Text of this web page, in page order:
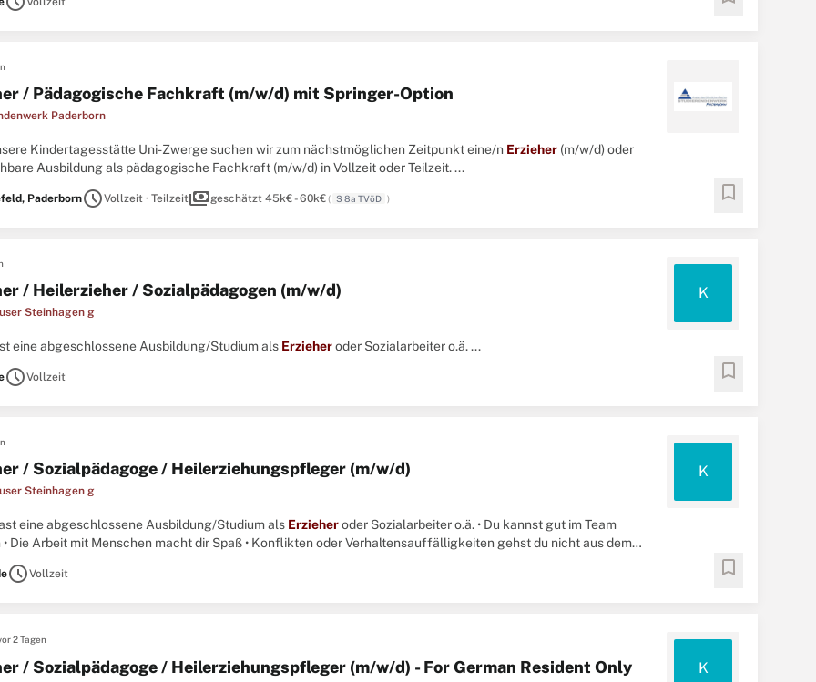
/ Pädagogische Fachkraft (m/w/d) mit Springer-Option
Paderborn
Kindertagesstätte Uni-Zwerge suchen wir zum nächstmöglichen Zeitpunkt eine/n Erzieher (m/w/d) oder
Ausbildung als pädagogische Fachkraft (m/w/d) in Vollzeit oder Teilzeit. ...
PaderbornscheduleVollzeit · Teilzeitpaymentsgeschätzt 45k€ - 60k€( S 8a TVöD ) bookmark
/ Heilerzieher / Sozialpädagogen (m/w/d)
Steinhagen g
K
eine abgeschlossene Ausbildung/Studium als Erzieheroder Sozialarbeiter o.ä. ...
scheduleVollzeit bookmark
/ Sozialpädagoge / Heilerziehungspfleger (m/w/d)
Steinhagen g
K
eine abgeschlossene Ausbildung/Studium als Erzieheroder Sozialarbeiter o.ä. • Du kannst gut im Team
• Die Arbeit mit Menschen macht dir Spaß • Konflikten oder Verhaltensauffälligkeiten gehst du nicht aus dem
scheduleVollzeit bookmark
2 Tagen
/ Sozialpädagoge / Heilerziehungspfleger (m/w/d) - For German Resident Only K